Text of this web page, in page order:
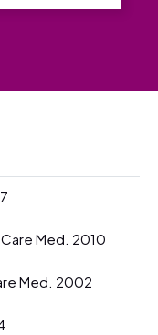
Med. 2010
Med. 2002